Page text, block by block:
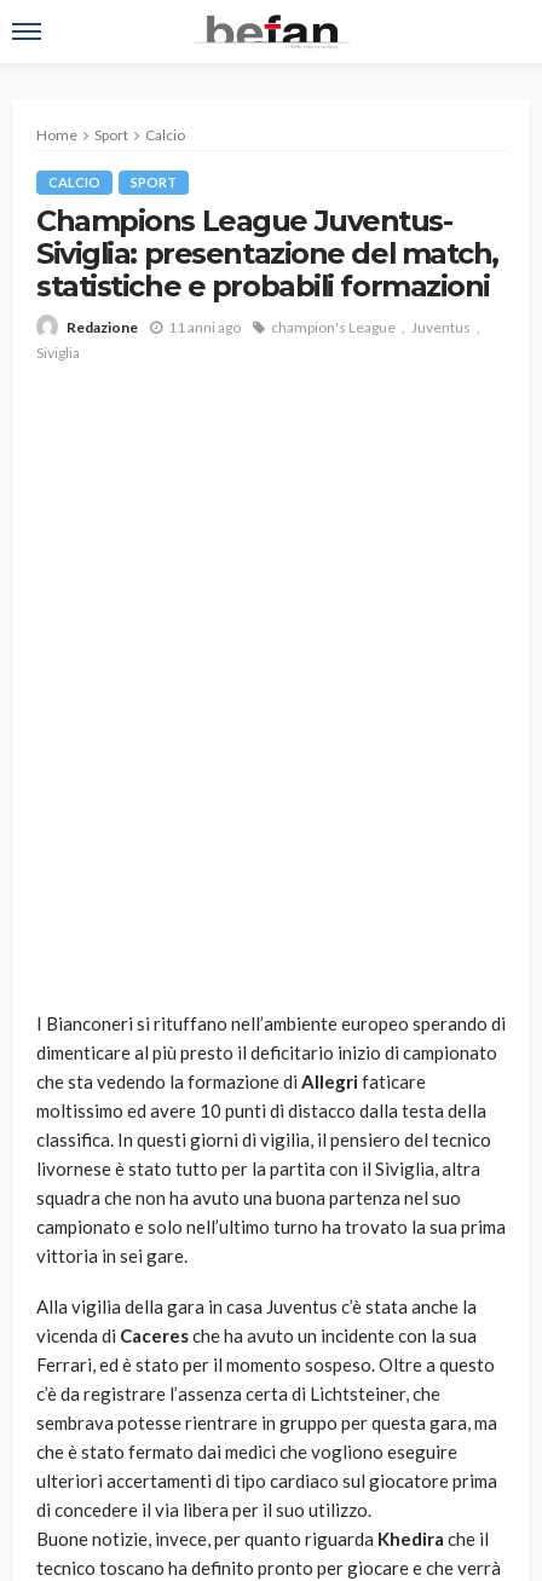
Home Sport Calcio
CALCIO SPORT
Champions League Juventus-
Siviglia: presentazione del match,
statistiche e probabili formazioni
Redazione 11 anni ago champion's League
Juventus
Siviglia
I Bianconeri si rituffano nell’ambiente europeo sperando di
dimenticare al più presto il deficitario inizio di campionato
che sta vedendo la formazione di Allegrifaticare
moltissimo ed avere 10 punti di distacco dalla testa della
classifica. In questi giorni di vigilia, il pensiero del tecnico
livornese è stato tutto per la partita con il Siviglia, altra
squadra che non ha avuto una buona partenza nel suo
campionato e solo nell’ultimo turno ha trovato la sua prima
vittoria in sei gare.
Alla vigilia della gara in casa Juventus c’è stata anche la
vicenda di Caceresche ha avuto un incidente con la sua
Ferrari, ed è stato per il momento sospeso. Oltre a questo
c’è da registrare l’assenza certa di Lichtsteiner, che
sembrava potesse rientrare in gruppo per questa gara, ma
che è stato fermato dai medici che vogliono eseguire
ulteriori accertamenti di tipo cardiaco sul giocatore prima
di concedere il via libera per il suo utilizzo.
Buone notizie, invece, per quanto riguarda Khedira che il
tecnico toscano ha definito pronto per giocare e che verrà